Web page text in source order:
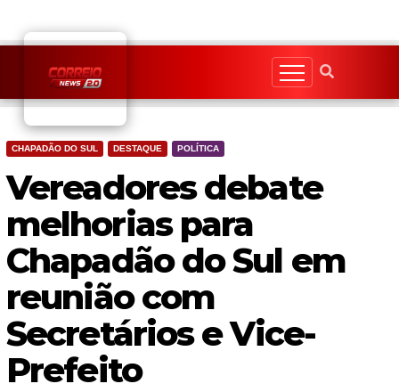
content
CHAPADÃO DO SUL DESTAQUE POLÍTICA
Vereadores debate
melhorias para
Chapadão do Sul em
reunião com
Secretários e Vice-
Prefeito